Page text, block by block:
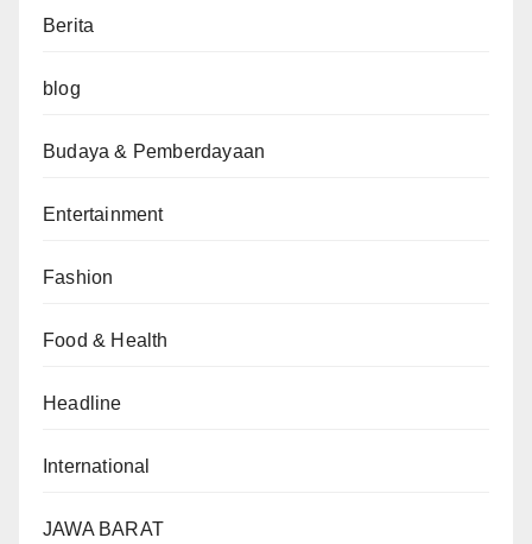
Berita
blog
Budaya & Pemberdayaan
Entertainment
Fashion
Food & Health
Headline
International
JAWA BARAT